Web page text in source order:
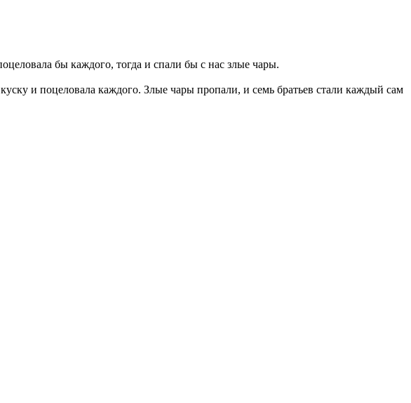
бы каждого, тогда и спали бы с нас злые чары.
и поцеловала каждого. Злые чары пропали, и семь братьев стали каждый сам